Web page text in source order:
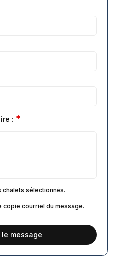
: *
chalets sélectionnés.
copie courriel du message.
le message